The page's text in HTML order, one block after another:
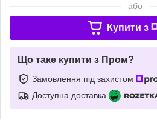
або
Купити з
Що таке купити з Пром?
Замовлення під захистом
Доступна доставка